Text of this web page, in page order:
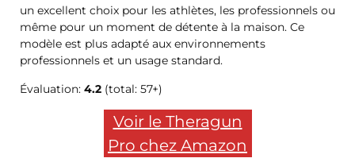
un excellent choix pour les athlètes, les professionnels ou
même pour un moment de détente à la maison. Ce
modèle est plus adapté aux environnements
professionnels et un usage standard.
Évaluation: 4.2 (total: 57+)
Voir le Theragun
Pro chez Amazon